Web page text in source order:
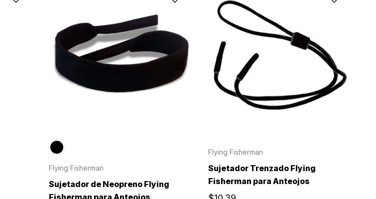
Flying Fisherman
Sujetador de Neopreno Flying
Fisherman para Anteojos
Flying Fisherman
Sujetador Trenzado Flying
Fisherman para Anteojos